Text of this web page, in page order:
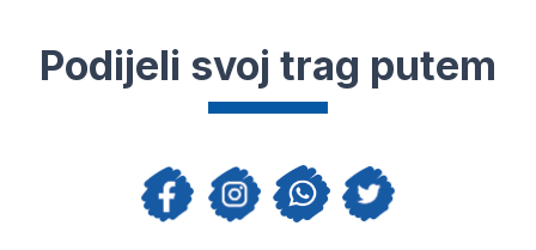
Podijeli svoj trag putem